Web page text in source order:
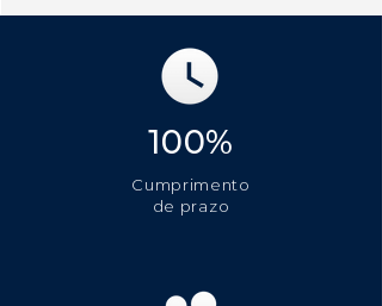
100%
Cumprimento
de prazo